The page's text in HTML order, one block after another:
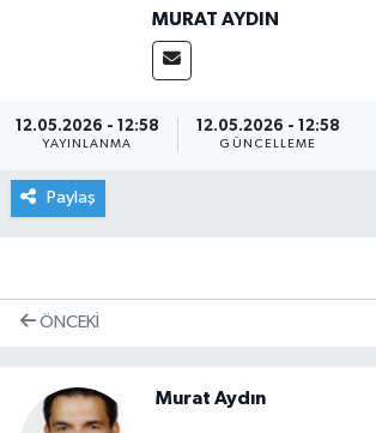
MURAT AYDIN
12.05.2026 - 12:58
YAYINLANMA
12.05.2026 - 12:58
GÜNCELLEME
Paylaş
ÖNCEKI
Murat Aydın